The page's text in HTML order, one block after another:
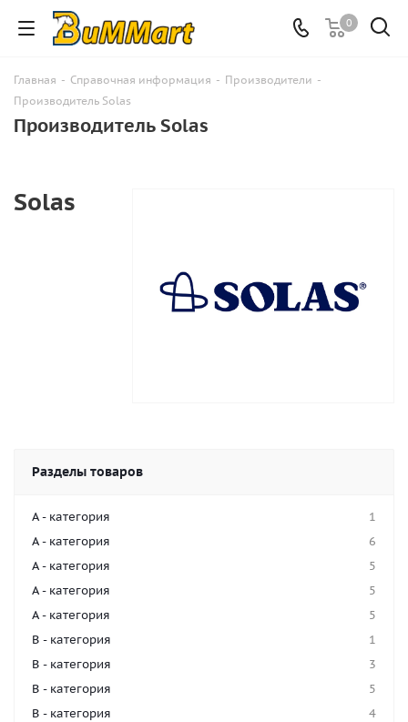
0
Главная - Справочная информация - Производители -
Производитель Solas
Производитель Solas
Solas
Разделы товаров
A - категория
1
A - категория
6
A - категория
5
A - категория
5
A - категория
5
B - категория
1
B - категория
3
B - категория
5
B - категория
4